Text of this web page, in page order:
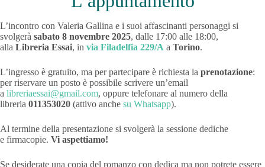
L’incontro con Valeria Gallina e i suoi affascinanti personaggi si
svolgerà sabato 8 novembre 2025, dalle 17:00 alle 18:00,
alla Libreria Essai, in via Filadelfia 229/A a Torino.
L’ingresso è gratuito, ma per partecipare è richiesta la prenotazione:
per riservare un posto è possibile scrivere un’email
a libreriaessai@gmail.com, oppure telefonare al numero della
libreria 011353020 (attivo anche su Whatsapp).
Al termine della presentazione si svolgerà la sessione dediche
e firmacopie. Vi aspettiamo!
Se desiderate una copia del romanzo con dedica ma non potrete essere